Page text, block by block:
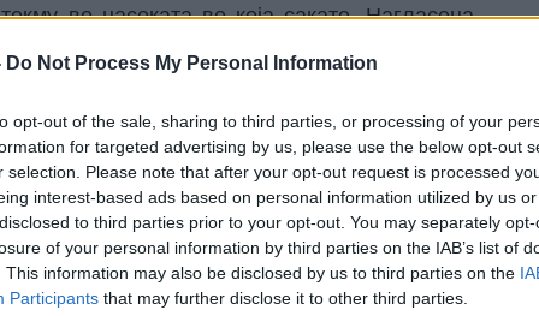
Do Not Process My Personal Information
opt-out of the sale, sharing to third parties, or processing of your
for targeted advertising by us, please use the below opt-out
selection. Please note that after your opt-out request is processed
interest-based ads based on personal information utilized by us
to third parties prior to your opt-out. You may separately
of your personal information by third parties on the IAB’s list of
This information may also be disclosed by us to third parties on the
Participants that may further disclose it to other third parties.
во насоката во која сакате. Нагласена
период за емотивни контакти во текот
и подготвени сте да се соочите со секој
кои тесно соработувате (да се признае,
во ова). Одличен ден за сите емотивни
време за одмор. Ќе правите нешто што
попладне ќе имате време за себе и за